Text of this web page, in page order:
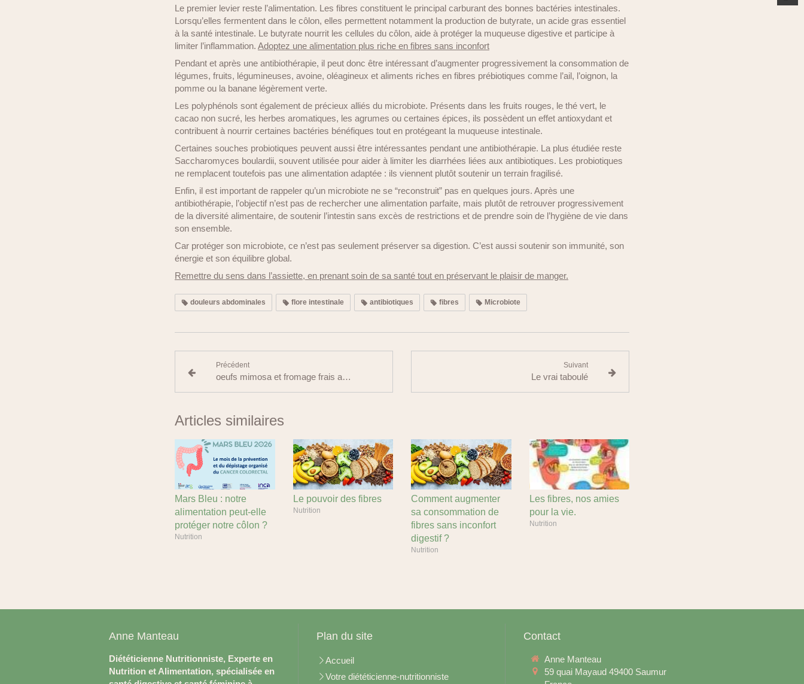
Le premier levier reste l’alimentation. Les fibres constituent le principal carburant des bonnes bactéries intestinales.
Lorsqu’elles fermentent dans le côlon, elles permettent notamment la production de butyrate, un acide gras essentiel
à la santé intestinale. Le butyrate nourrit les cellules du côlon, aide à protéger la muqueuse digestive et participe à
limiter l’inflammation. Adoptez une alimentation plus riche en fibres sans inconfort
Pendant et après une antibiothérapie, il peut donc être intéressant d’augmenter progressivement la consommation de
légumes, fruits, légumineuses, avoine, oléagineux et aliments riches en fibres prébiotiques comme l’ail, l’oignon, la
pomme ou la banane légèrement verte.
Les polyphénols sont également de précieux alliés du microbiote. Présents dans les fruits rouges, le thé vert, le
cacao non sucré, les herbes aromatiques, les agrumes ou certaines épices, ils possèdent un effet antioxydant et
contribuent à nourrir certaines bactéries bénéfiques tout en protégeant la muqueuse intestinale.
Certaines souches probiotiques peuvent aussi être intéressantes pendant une antibiothérapie. La plus étudiée reste
Saccharomyces boulardii, souvent utilisée pour aider à limiter les diarrhées liées aux antibiotiques. Les probiotiques
ne remplacent toutefois pas une alimentation adaptée : ils viennent plutôt soutenir un terrain fragilisé.
Enfin, il est important de rappeler qu’un microbiote ne se “reconstruit” pas en quelques jours. Après une
antibiothérapie, l’objectif n’est pas de rechercher une alimentation parfaite, mais plutôt de retrouver progressivement
de la diversité alimentaire, de soutenir l’intestin sans excès de restrictions et de prendre soin de l’hygiène de vie dans
son ensemble.
Car protéger son microbiote, ce n’est pas seulement préserver sa digestion. C’est aussi soutenir son immunité, son
énergie et son équilibre global.
Remettre du sens dans l’assiette, en prenant soin de sa santé tout en préservant le plaisir de manger.
douleurs abdominales flore intestinale antibiotiques fibres Microbiote
Précédent
oeufs mimosa et fromage frais aux asperges
Suivant
Le vrai taboulé
Articles similaires
Mars Bleu : notre
alimentation peut-elle
protéger notre côlon ?
Nutrition
Le pouvoir des fibres
Nutrition
Comment augmenter
sa consommation de
fibres sans inconfort
digestif ?
Nutrition
Les fibres, nos amies
pour la vie.
Nutrition
Anne Manteau
Diététicienne Nutritionniste, Experte en
Nutrition et Alimentation, spécialisée en
Plan du site
Accueil
Votre diététicienne-nutritionniste
Contact
Anne Manteau
59 quai Mayaud 49400 Saumur